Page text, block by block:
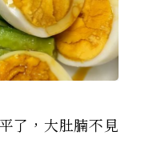
了，大肚腩不見